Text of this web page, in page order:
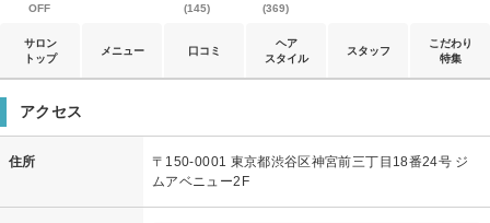
OFF
(145)
(369)
サロン
トップ
メニュー 口コミ
ヘア
スタイル
スタッフ
こだわり
特集
アクセス
住所
〒150-0001 東京都渋谷区神宮前三丁目18番24号 ジ
ムアベニュー2F